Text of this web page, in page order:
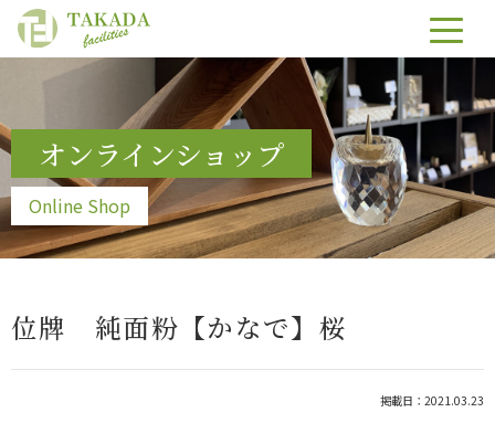
オンラインショップ
Online Shop
位牌 純面粉【かなで】桜
掲載日：2021.03.23